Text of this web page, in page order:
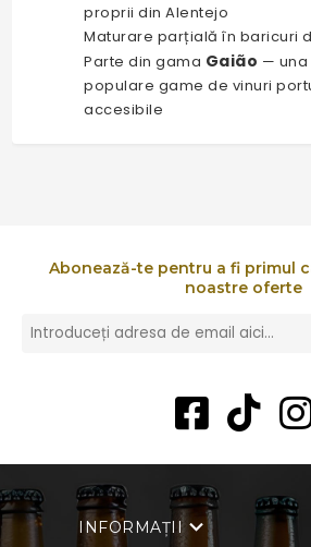
proprii din Alentejo
Maturare parțială în baricuri
Parte din gama Gaião — una
populare game de vinuri
accesibile
Abonează-te pentru a fi primul
noastre oferte
INFORMAȚII